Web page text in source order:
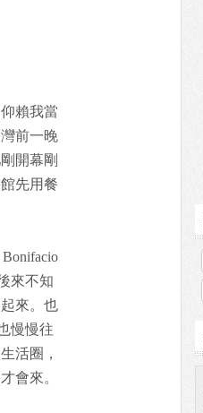
賴我當
前一晚
開幕剛
先用餐
來不知
來。也
慢慢往
活圈，
會來。